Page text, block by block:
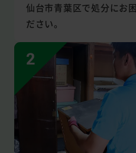
仙台市青葉区で処分にお
ださい。